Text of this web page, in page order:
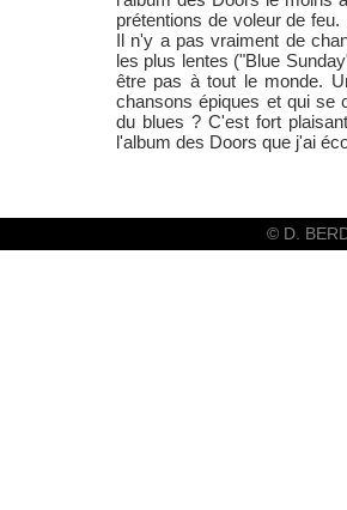
prétentions de voleur de
Il n'y a pas vraiment de
les plus lentes ("Blue
être pas à tout le monde.
chansons épiques et qui se
du blues ? C'est fort
l'album des Doors que j'ai
© D.